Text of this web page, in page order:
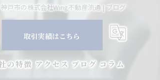
戸市の株式会社Wing不動産流通 | ブログ
取引実績はこちら
の特徴 アクセス ブログ コラム